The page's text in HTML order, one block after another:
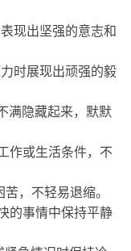
现出坚强的意志和
时展现出顽强的毅
满隐藏起来，默默
作或生活条件，不
，不轻易退缩。
的事情中保持平静